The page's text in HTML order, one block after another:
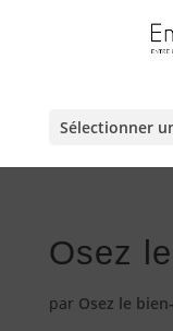
Sélectionner
Osez
par Osez le